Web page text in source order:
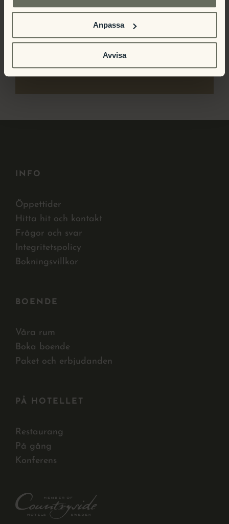
Anpassa
Avvisa
2023-11-26
15:00 - 17:00
INFO
Öppettider
Hitta hit och kontakt
Frågor och svar
Integritetspolicy
Bokningsvillkor
BOENDE
Våra rum
Boka boende
Paket och erbjudanden
PÅ HOTELLET
Restaurang
På gång
Konferens